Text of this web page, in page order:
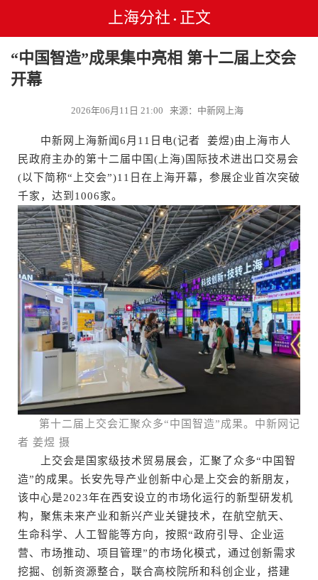
上海分社 • 正文
“中国智造”成果集中亮相 第十二届上交会
开幕
2026年06月11日 21:00 来源：中新网上海
中新网上海新闻6月11日电(记者 姜煜)由上海市人
民政府主办的第十二届中国(上海)国际技术进出口交易会
(以下简称“上交会”)11日在上海开幕，参展企业首次突破
千家，达到1006家。
第十二届上交会汇聚众多“中国智造”成果。中新网记
者 姜煜 摄
上交会是国家级技术贸易展会，汇聚了众多“中国智
造”的成果。长安先导产业创新中心是上交会的新朋友，
该中心是2023年在西安设立的市场化运行的新型研发机
构，聚焦未来产业和新兴产业关键技术，在航空航天、
生命科学、人工智能等方向，按照“政府引导、企业运
营、市场推动、项目管理”的市场化模式，通过创新需求
挖掘、创新资源整合，联合高校院所和科创企业，搭建